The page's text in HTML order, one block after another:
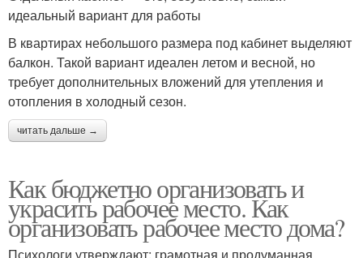
идеальный вариант для работы
В квартирах небольшого размера под кабинет выделяют
балкон. Такой вариант идеален летом и весной, но
требует дополнительных вложений для утепления и
отопления в холодный сезон.
читать дальше →
Как бюджетно организовать и
украсить рабочее место. Как
организовать рабочее место дома?
Психологи утверждают: грамотная и продуманная